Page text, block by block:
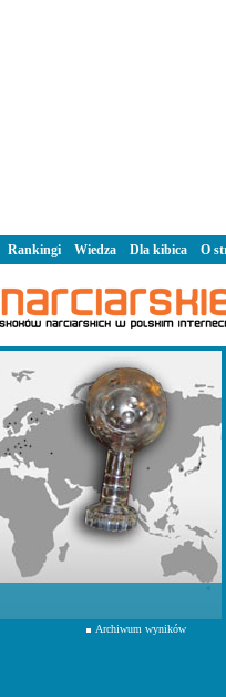
Archiwum wyników
Rankingi Wiedza Dla kibica O